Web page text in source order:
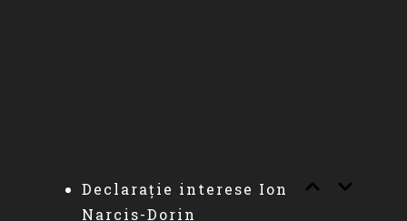
Declarație interese Ion
Narcis-Dorin